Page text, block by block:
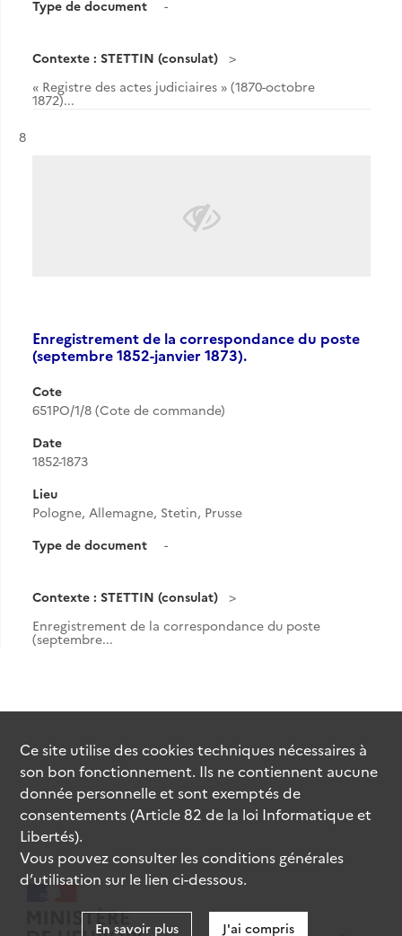
Type de document
-
Contexte : STETTIN (consulat)
« Registre des actes judiciaires » (1870-octobre
1872)...
Résultat n°
8
Enregistrement de la correspondance du poste
(septembre 1852-janvier 1873).
Cote
651PO/1/8 (Cote de commande)
Date
1852-1873
Lieu
Pologne, Allemagne, Stetin, Prusse
Type de document
-
Contexte : STETTIN (consulat)
Enregistrement de la correspondance du poste
(septembre...
Ce site utilise descookiestechniques nécessaires à
son bon fonctionnement. Ils ne contiennent aucune
donnée personnelle et sont exemptés de
consentements (Article 82 de la loi Informatique et
Libertés).
Vous pouvez consulter les conditions générales
d’utilisation sur le lien ci-dessous.
En savoir plus J'ai compris